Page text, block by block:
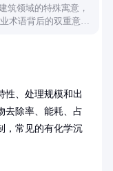
筑领域的特殊寓意，
术语背后的双重意
性、处理规模和出
去除率、能耗、占
，常见的有化学沉